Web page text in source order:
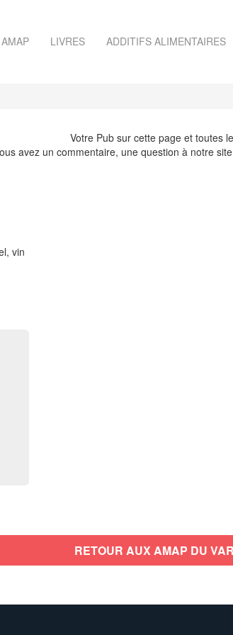
LIVRES ADDITIFS ALIMENTAIRES
Votre Pub sur cette page et toutes
avez un commentaire, une question à notre site
vin
RETOUR AUX AMAP DU VAR